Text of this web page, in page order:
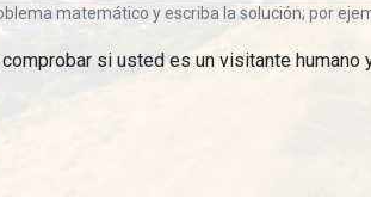
matemático y escriba la solución; por
si usted es un visitante